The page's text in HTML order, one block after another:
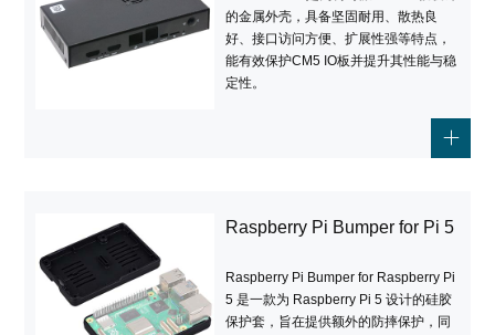
的金属外壳，具备坚固耐用、散热良
好、接口访问方便、扩展性强等特点，
能有效保护CM5 IO板并提升其性能与稳
定性。
Raspberry Pi Bumper for Pi 5
Raspberry Pi Bumper for Raspberry Pi
5 是一款为 Raspberry Pi 5 设计的硅胶
保护套，旨在提供额外的防摔保护，同